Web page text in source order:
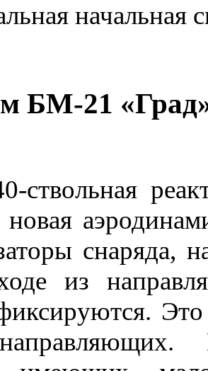
начальная
БМ-21
ствольная
снаряда,
из